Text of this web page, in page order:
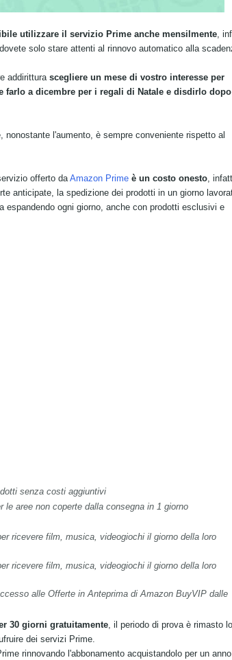
utilizzare il servizio Prime anche mensilmente,
solo stare attenti al rinnovo automatico alla
addirittura scegliere un mese di vostro interesse per
farlo a dicembre per i regali di Natale e disdirlo
l'aumento, è sempre conveniente rispetto al
offerto daAmazon Prime è un costo onesto,
anticipate, la spedizione dei prodotti in un giorno
espandendo ogni giorno, anche con prodotti esclusivi e
senza costi aggiuntivi
aree non coperte dalla consegna in 1 giorno
ricevere film, musica, videogiochi il giorno della loro
ricevere film, musica, videogiochi il giorno della loro
alle Offerte in Anteprima di Amazon BuyVIP dalle
30 giorni gratuitamente, il periodo di prova è rimasto lo
dei servizi Prime.
rinnovando l'abbonamento acquistandolo per un